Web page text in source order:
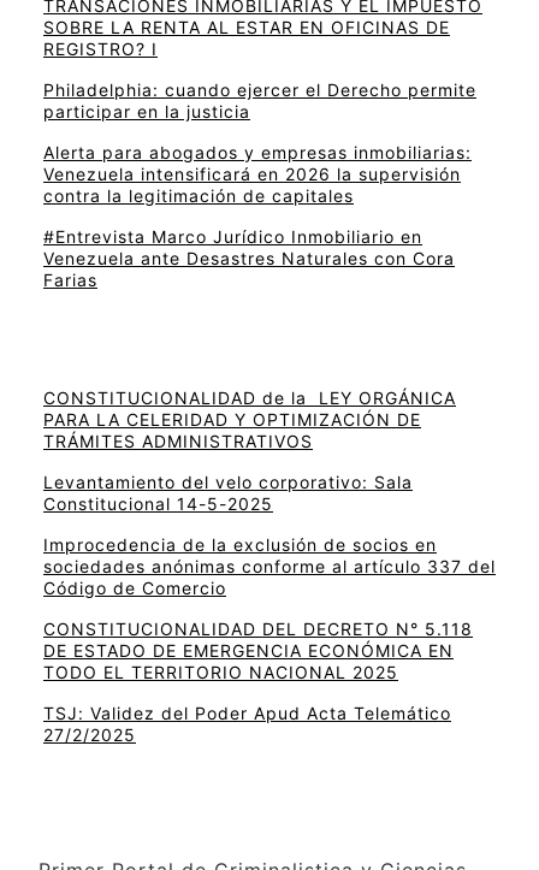
TRANSACIONES INMOBILIARIAS Y EL IMPUESTO
SOBRE LA RENTA AL ESTAR EN OFICINAS DE
REGISTRO? I
Philadelphia: cuando ejercer el Derecho permite
participar en la justicia
Alerta para abogados y empresas inmobiliarias:
Venezuela intensificará en 2026 la supervisión
contra la legitimación de capitales
#Entrevista Marco Jurídico Inmobiliario en
Venezuela ante Desastres Naturales con Cora
Farias
CONSTITUCIONALIDAD de la LEY ORGÁNICA
PARA LA CELERIDAD Y OPTIMIZACIÓN DE
TRÁMITES ADMINISTRATIVOS
Levantamiento del velo corporativo: Sala
Constitucional 14-5-2025
Improcedencia de la exclusión de socios en
sociedades anónimas conforme al artículo 337 del
Código de Comercio
CONSTITUCIONALIDAD DEL DECRETO N° 5.118
DE ESTADO DE EMERGENCIA ECONÓMICA EN
TODO EL TERRITORIO NACIONAL 2025
TSJ: Validez del Poder Apud Acta Telemático
27/2/2025